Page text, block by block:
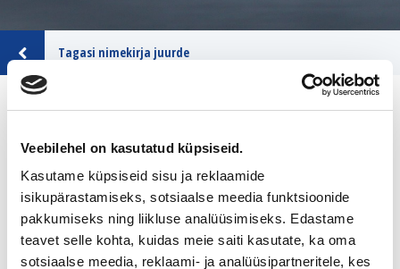
Veebilehel on kasutatud küpsiseid.
Kasutame küpsiseid sisu ja reklaamide
isikupärastamiseks, sotsiaalse meedia funktsioonide
pakkumiseks ning liikluse analüüsimiseks. Edastame
teavet selle kohta, kuidas meie saiti kasutate, ka oma
sotsiaalse meedia, reklaami- ja analüüsipartneritele, kes
Tagasi nimekirja juurde
TILIAURA OY LKV
Tiedot yrityksestä